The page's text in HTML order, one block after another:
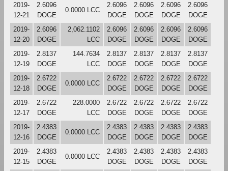
2019-
12-21
2.6096
DOGE
0.0000 LCC
2.6096
DOGE
2.6096
DOGE
2.6096
DOGE
2.6096
DOGE
2019-
12-20
2.6096
DOGE
2,062.1102
LCC
2.6096
DOGE
2.6096
DOGE
2.6096
DOGE
2.6096
DOGE
2019-
12-19
2.8137
DOGE
144.7634
LCC
2.8137
DOGE
2.8137
DOGE
2.8137
DOGE
2.8137
DOGE
2019-
12-18
2.6722
DOGE
0.0000 LCC
2.6722
DOGE
2.6722
DOGE
2.6722
DOGE
2.6722
DOGE
2019-
12-17
2.6722
DOGE
228.0000
LCC
2.6722
DOGE
2.6722
DOGE
2.6722
DOGE
2.6722
DOGE
2019-
12-16
2.4383
DOGE
0.0000 LCC
2.4383
DOGE
2.4383
DOGE
2.4383
DOGE
2.4383
DOGE
2019-
12-15
2.4383
DOGE
0.0000 LCC
2.4383
DOGE
2.4383
DOGE
2.4383
DOGE
2.4383
DOGE